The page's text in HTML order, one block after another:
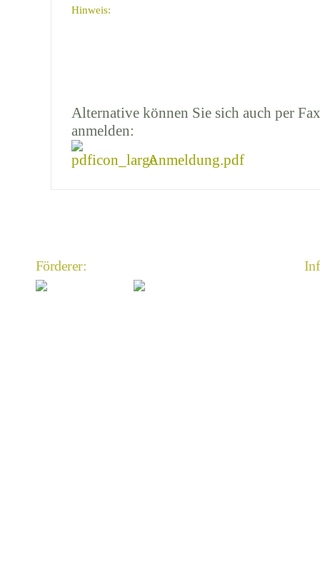
Hinweis:
Alternative können Sie sich auch per
anmelden:
Anmeldung.pdf
Förderer: